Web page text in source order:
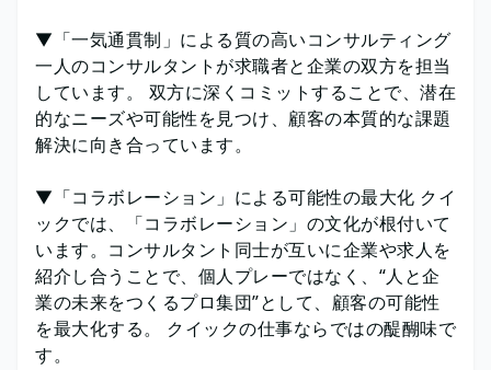
▼「一気通貫制」による質の高いコンサルティング
一人のコンサルタントが求職者と企業の双方を担当
しています。 双方に深くコミットすることで、潜在
的なニーズや可能性を見つけ、顧客の本質的な課題
解決に向き合っています。
▼「コラボレーション」による可能性の最大化 クイ
ックでは、「コラボレーション」の文化が根付いて
います。コンサルタント同士が互いに企業や求人を
紹介し合うことで、個人プレーではなく、“人と企
業の未来をつくるプロ集団”として、顧客の可能性
を最大化する。 クイックの仕事ならではの醍醐味で
す。